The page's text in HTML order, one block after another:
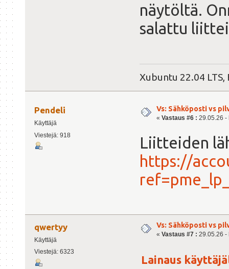
näytöltä.
salattu
Xubuntu 22.04
Pendeli
Käyttäjä
Viestejä: 918
Vs: Sähköposti vs
« Vastaus #6 : 29.05.26 -
Liitteiden
https://
qwertyy
Käyttäjä
Viestejä: 6323
Vs: Sähköposti vs
« Vastaus #7 : 29.05.26 -
Lainaus